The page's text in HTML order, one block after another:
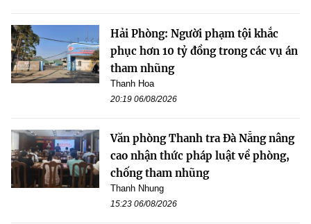
Hải Phòng: Người phạm tội khắc
phục hơn 10 tỷ đồng trong các vụ án
tham nhũng
Thanh Hoa
20:19 06/08/2026
Văn phòng Thanh tra Đà Nẵng nâng
cao nhận thức pháp luật về phòng,
chống tham nhũng
Thanh Nhung
15:23 06/08/2026